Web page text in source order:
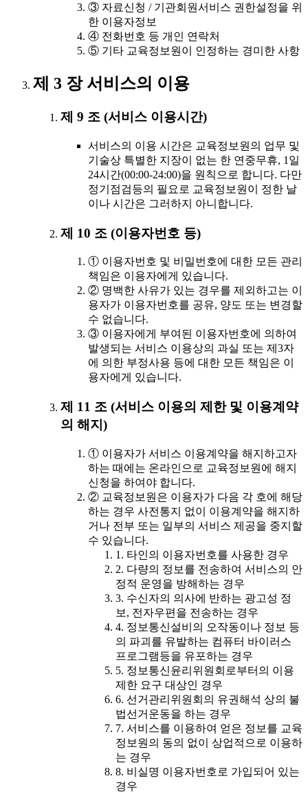
③ 자료신청 / 기관회원서비스 권한설정을 위
한 이용자정보
④ 전화번호 등 개인 연락처
⑤ 기타 교육정보원이 인정하는 경미한 사항
제 3 장 서비스의 이용
제 9 조 (서비스 이용시간)
서비스의 이용 시간은 교육정보원의 업무 및
기술상 특별한 지장이 없는 한 연중무휴, 1일
24시간(00:00-24:00)을 원칙으로 합니다. 다만
정기점검등의 필요로 교육정보원이 정한 날
이나 시간은 그러하지 아니합니다.
제 10 조 (이용자번호 등)
① 이용자번호 및 비밀번호에 대한 모든 관리
책임은 이용자에게 있습니다.
② 명백한 사유가 있는 경우를 제외하고는 이
용자가 이용자번호를 공유, 양도 또는 변경할
수 없습니다.
③ 이용자에게 부여된 이용자번호에 의하여
발생되는 서비스 이용상의 과실 또는 제3자
에 의한 부정사용 등에 대한 모든 책임은 이
용자에게 있습니다.
제 11 조 (서비스 이용의 제한 및 이용계약
의 해지)
① 이용자가 서비스 이용계약을 해지하고자
하는 때에는 온라인으로 교육정보원에 해지
신청을 하여야 합니다.
② 교육정보원은 이용자가 다음 각 호에 해당
하는 경우 사전통지 없이 이용계약을 해지하
거나 전부 또는 일부의 서비스 제공을 중지할
수 있습니다.
1. 타인의 이용자번호를 사용한 경우
2. 다량의 정보를 전송하여 서비스의 안
정적 운영을 방해하는 경우
3. 수신자의 의사에 반하는 광고성 정
보, 전자우편을 전송하는 경우
4. 정보통신설비의 오작동이나 정보 등
의 파괴를 유발하는 컴퓨터 바이러스
프로그램등을 유포하는 경우
5. 정보통신윤리위원회로부터의 이용
제한 요구 대상인 경우
6. 선거관리위원회의 유권해석 상의 불
법선거운동을 하는 경우
7. 서비스를 이용하여 얻은 정보를 교육
정보원의 동의 없이 상업적으로 이용하
는 경우
8. 비실명 이용자번호로 가입되어 있는
경우